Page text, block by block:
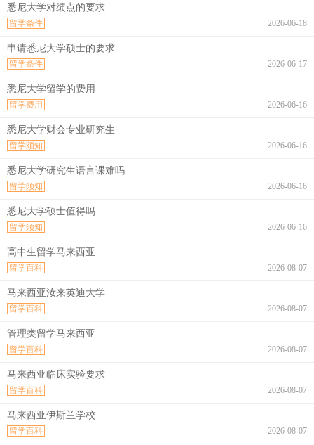
悉尼大学对绩点的要求
2026-06-18
留学条件
申请悉尼大学硕士的要求
2026-06-17
留学条件
悉尼大学留学的费用
2026-06-16
留学费用
悉尼大学财会专业研究生
2026-06-16
留学须知
悉尼大学研究生语言课难吗
2026-06-16
留学须知
悉尼大学硕士值得吗
2026-06-16
留学须知
高中生留学马来西亚
2026-08-07
留学百科
马来西亚汝来英迪大学
2026-08-07
留学百科
管理类留学马来西亚
2026-08-07
留学百科
马来西亚临床实验要求
2026-08-07
留学百科
马来西亚伊斯兰学校
2026-08-07
留学百科